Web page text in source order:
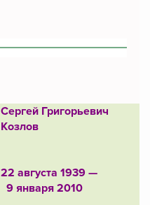
Сергей Григорьевич
Козлов
22 августа 1939 —
9 января 2010